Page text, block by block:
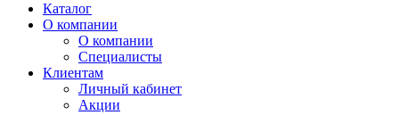
Каталог
О компании
О компании
Специалисты
Клиентам
Личный кабинет
Акции